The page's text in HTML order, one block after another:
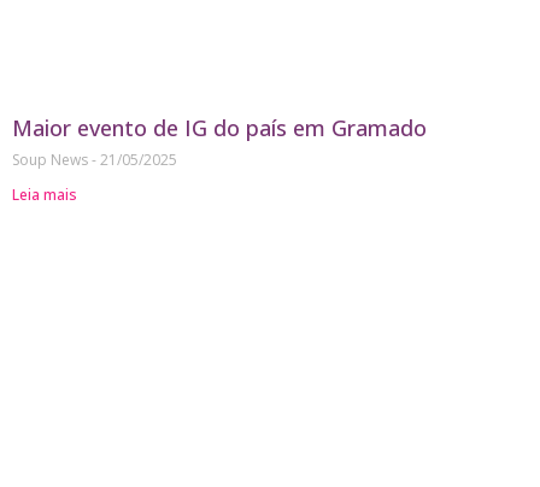
Maior evento de IG do país em Gramado
Soup News 21/05/2025
Leia mais